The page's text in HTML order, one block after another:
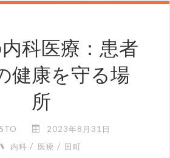
科医療：患者
健康を守る場
所
2023年8月31日
内科 / 医療 / 田町